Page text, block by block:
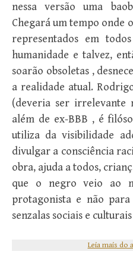
nessa versão uma
Chegará um tempo onde
representados em
humanidade e talvez,
soarão obsoletas ,
a realidade atual.
(deveria ser irrelevante
além de ex-BBB , é
utiliza da visibilidade
divulgar a consciência
obra, ajuda a todos,
que o negro veio ao
protagonista e não
senzalas sociais e
Leia mais do